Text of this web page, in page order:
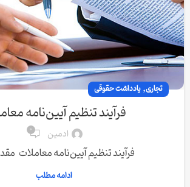
تجاری, یادداشت حقوقی
فرآیند تنظیم آیین‌نامه
ادمین 0
فرآیند تنظیم آیین‌نامه معاملات
ادامه مطلب